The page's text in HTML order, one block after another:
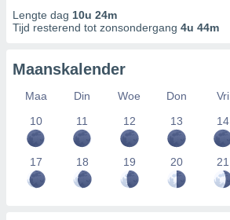
Lengte dag 10u 24m
Tijd resterend tot zonsondergang 4u 44m
Maanskalender
Maa Din Woe Don Vri
10
11 12 13 14
17 18 19 20 21